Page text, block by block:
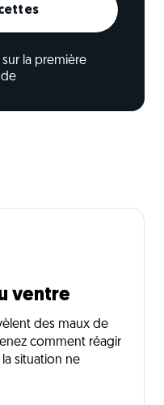
sur la première
ventre
des maux de
comment réagir
situation ne